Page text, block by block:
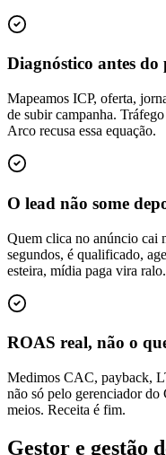
Diagnóstico antes
Mapeamos ICP, oferta,
de subir campanha.
Arco recusa essa equação.
O lead não some
Quem clica no anúncio cai
segundos, é qualificado,
esteira, mídia paga vira ralo.
ROAS real, não o
Medimos CAC, payback,
não só pelo gerenciador
meios. Receita é fim.
Gestor e gestão